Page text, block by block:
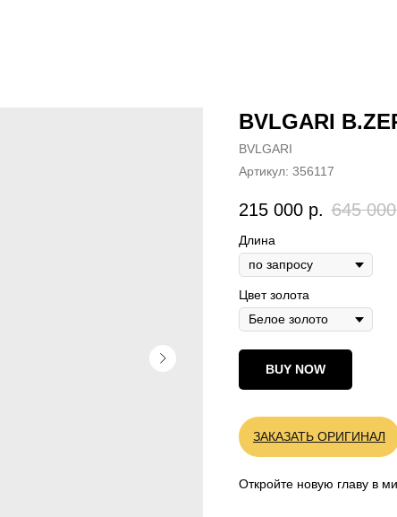
BVLGARI
BVLGARI
Артикул: 356117
215 000 р. 645 000
Длина
Цвет золота
BUY NOW
ЗАКАЗАТЬ ОРИГИНАЛ
Откройте новую главу в